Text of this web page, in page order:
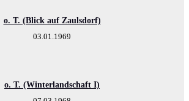
o. T. (Blick auf Zaulsdorf)
03.01.1969
o. T. (Winterlandschaft I)